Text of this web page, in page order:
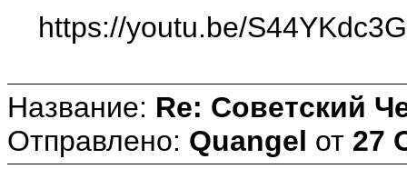
https://youtu.be/
Название: Re: Советский
Отправлено: Quangel от 27